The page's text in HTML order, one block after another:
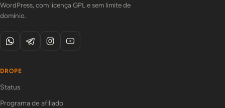
WordPress, com licença GPL e sem limite de
domínio.
DROPE
Status
Programa de afiliado